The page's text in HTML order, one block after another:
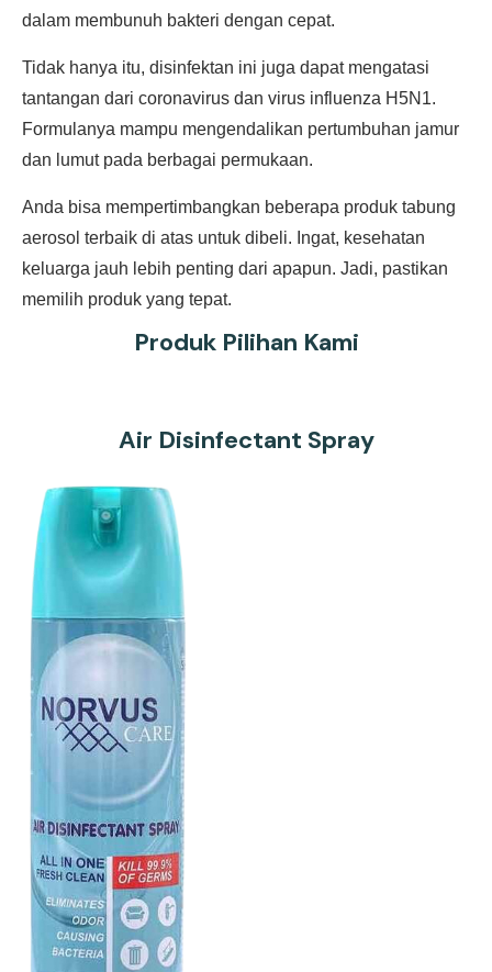
dalam membunuh bakteri dengan cepat.
Tidak hanya itu, disinfektan ini juga dapat mengatasi
tantangan dari coronavirus dan virus influenza H5N1.
Formulanya mampu mengendalikan pertumbuhan jamur
dan lumut pada berbagai permukaan.
Anda bisa mempertimbangkan beberapa produk tabung
aerosol terbaik di atas untuk dibeli. Ingat, kesehatan
keluarga jauh lebih penting dari apapun. Jadi, pastikan
memilih produk yang tepat.
Produk Pilihan Kami
Air Disinfectant Spray